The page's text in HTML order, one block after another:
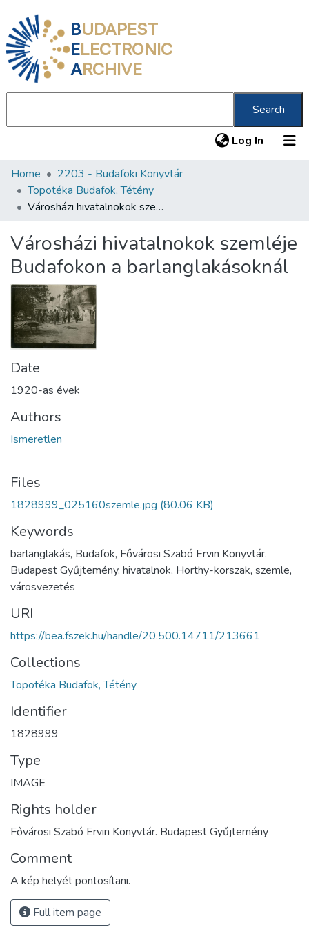
BUDAPEST
ELECTRONIC
ARCHIVE
Search
Log In (current)
Communities & Collections
All of DSpace
About us
Home
2203 - Budafoki Könyvtár
Topotéka Budafok, Tétény
Városházi hivatalnokok szemléje Budafokon a barlanglakásoknál
Városházi hivatalnokok szemléje
Budafokon a barlanglakásoknál
Date
1920-as évek
Authors
Ismeretlen
Files
1828999_025160szemle.jpg (80.06 KB)
Keywords
barlanglakás, Budafok, Fővárosi Szabó Ervin Könyvtár.
Budapest Gyűjtemény, hivatalnok, Horthy-korszak, szemle,
városvezetés
URI
https://bea.fszek.hu/handle/20.500.14711/213661
Collections
Topotéka Budafok, Tétény
Identifier
1828999
Type
IMAGE
Rights holder
Fővárosi Szabó Ervin Könyvtár. Budapest Gyűjtemény
Comment
A kép helyét pontosítani.
Full item page